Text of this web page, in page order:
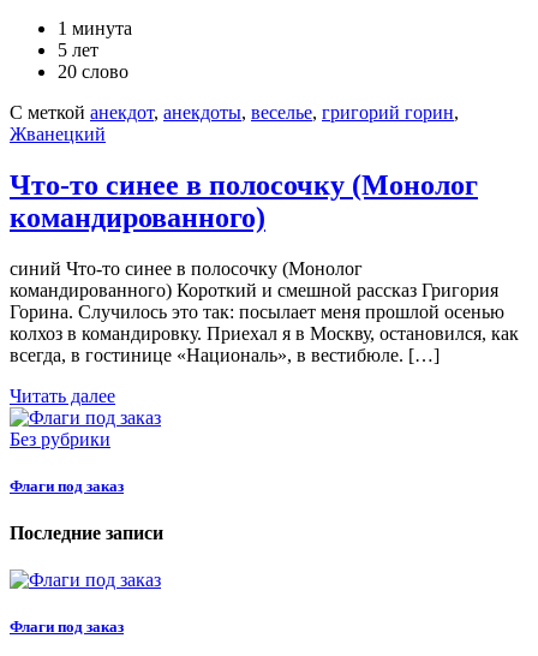
1 минута
5 лет
20 слово
С меткой анекдот, анекдоты, веселье, григорий горин,
Жванецкий
Что-то синее в полосочку (Монолог
командированного)
синий Что-то синее в полосочку (Монолог
командированного) Короткий и смешной рассказ Григория
Горина. Случилось это так: посылает меня прошлой осенью
колхоз в командировку. Приехал я в Москву, остановился, как
всегда, в гостинице «Националь», в вестибюле. […]
Читать далее
Без рубрики
Флаги под заказ
Последние записи
Флаги под заказ